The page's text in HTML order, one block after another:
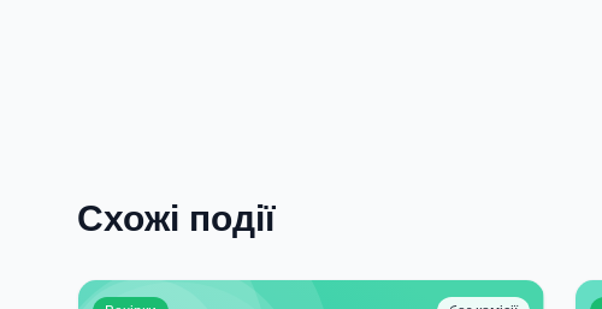
Схожі події